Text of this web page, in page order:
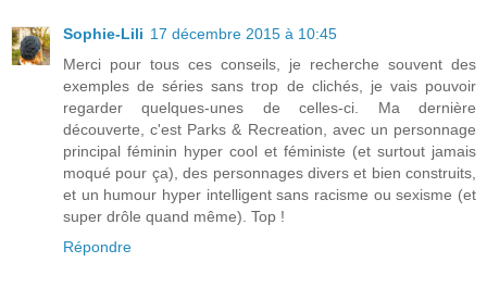
Sophie-Lili 17 décembre 2015 à 10:45
Merci pour tous ces conseils, je recherche souvent des
exemples de séries sans trop de clichés, je vais pouvoir
regarder quelques-unes de celles-ci. Ma dernière
découverte, c'est Parks & Recreation, avec un personnage
principal féminin hyper cool et féministe (et surtout jamais
moqué pour ça), des personnages divers et bien construits,
et un humour hyper intelligent sans racisme ou sexisme (et
super drôle quand même). Top !
Répondre